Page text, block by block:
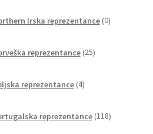
Irska reprezentance 0izdelkov
reprezentance 25izdelkov
reprezentance 4izdelki
reprezentance 118izdelkov